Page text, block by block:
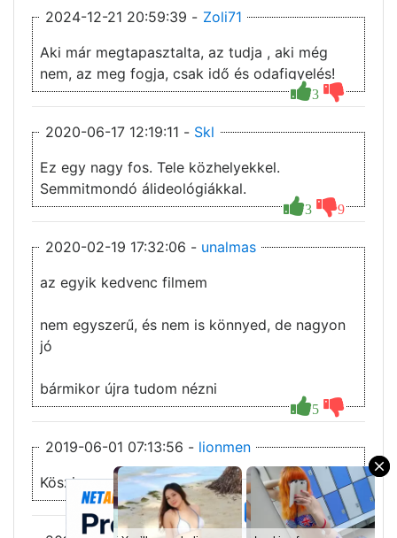
×
2024-12-21 20:59:39 - Zoli71
3
Aki már megtapasztalta, az tudja , aki még
nem, az meg fogja, csak idő és odafigyelés!
2020-06-17 12:19:11 - Skl
3 9
Ez egy nagy fos. Tele közhelyekkel.
Semmitmondó álideológiákkal.
2020-02-19 17:32:06 - unalmas
5
az egyik kedvenc filmem
nem egyszerű, és nem is könnyed, de nagyon
jó
bármikor újra tudom nézni
2019-06-01 07:13:56 - lionmen
1
Köszi.